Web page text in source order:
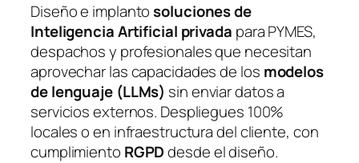
Diseño e implantosoluciones de
Inteligencia Artificial privada para PYMES,
despachos y profesionales que necesitan
aprovechar las capacidades de los modelos
de lenguaje (LLMs) sin enviar datos a
servicios externos. Despliegues 100%
locales o en infraestructura del cliente, con
cumplimiento RGPDdesde el diseño.